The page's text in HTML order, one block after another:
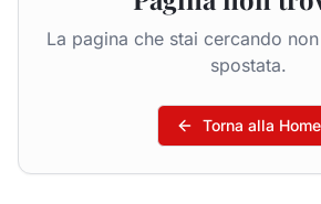
La pagina che stai cercando
spostata.
Torna alla Home